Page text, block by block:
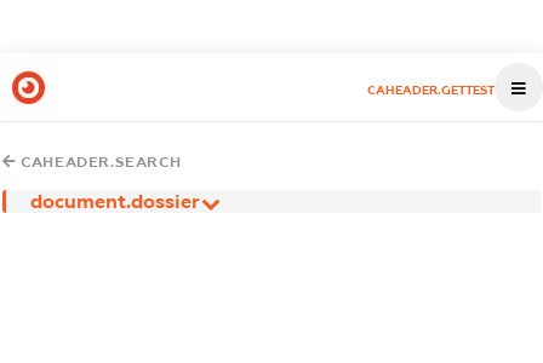
CAHEADER.GETTEST
CAHEADER.SEARCH
document.dossier